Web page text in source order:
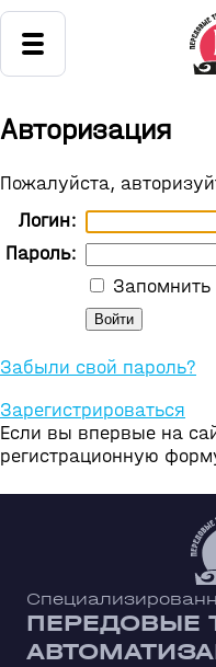
Авторизация
Пожалуйста,
Логин:
Пароль:
Забыли свой пароль?
Зарегистрироваться
Если вы впервые на
регистрационную
ПЕРЕДОВЫЕ